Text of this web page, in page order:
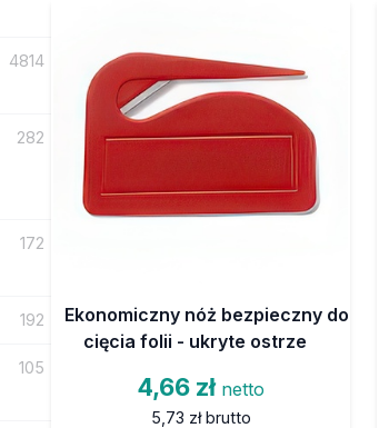
4814
282
172
192
105
Ekonomiczny nóż bezpieczny do
cięcia folii - ukryte ostrze
4,66 zł netto
5,73 zł brutto